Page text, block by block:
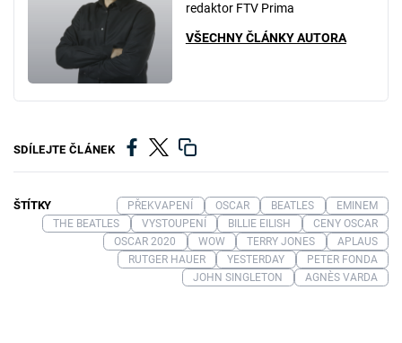
redaktor FTV Prima
VŠECHNY ČLÁNKY AUTORA
SDÍLEJTE ČLÁNEK
ŠTÍTKY PŘEKVAPENÍ OSCAR BEATLES
EMINEM
THE BEATLES
VYSTOUPENÍ BILLIE EILISH
CENY OSCAR
OSCAR 2020
WOW TERRY JONES
APLAUS
RUTGER HAUER
YESTERDAY
PETER FONDA
JOHN SINGLETON
AGNÈS VARDA